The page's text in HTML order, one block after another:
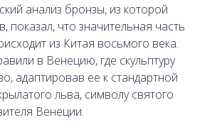
анализ бронзы, из которой
показал, что значительная часть
из Китая восьмого века.
в Венецию, где скульптуру
адаптировав ее к стандартной
льва, символу святого
Венеции.